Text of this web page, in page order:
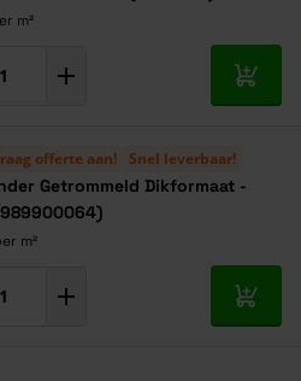
m²
In
offerte aan! Snel leverbaar!
Getrommeld Dikformaat -
m²
In